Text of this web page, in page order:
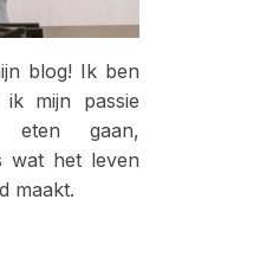
blog! Ik ben
mijn passie
gaan,
wat het leven
maakt.